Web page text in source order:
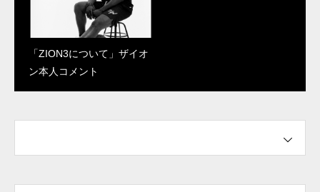
「ZION3について」ザイオ
ン本人コメント
JORDAN BASKETBALL CL
INIC Presented by ZONE O
F HOOPS＋